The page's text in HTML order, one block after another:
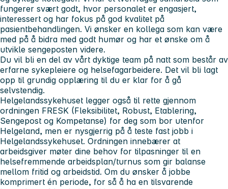
fungerer svært godt, hvor personalet er engasjert,
interessert og har fokus på god kvalitet på
pasientbehandlingen. Vi ønsker en kollega som kan være
med på å bidra med godt humør og har et ønske om å
utvikle sengeposten videre.
Du vil bli en del av vårt dyktige team på natt som består av
erfarne sykepleiere og helsefagarbeidere. Det vil bli lagt
opp til grundig opplæring til du er klar for å gå
selvstendig.
Helgelandssykehuset legger også til rette gjennom
ordningen FRESK (Fleksibilitet, Robust, Etablering,
Sengepost og Kompetanse) for deg som bor utenfor
Helgeland, men er nysgjerrig på å teste fast jobb i
Helgelandssykehuset. Ordningen innebærer at
arbeidsgiver møter dine behov for tilpasninger til en
helsefremmende arbeidsplan/turnus som gir balanse
mellom fritid og arbeidstid. Om du ønsker å jobbe
komprimert én periode, for så å ha en tilsvarende